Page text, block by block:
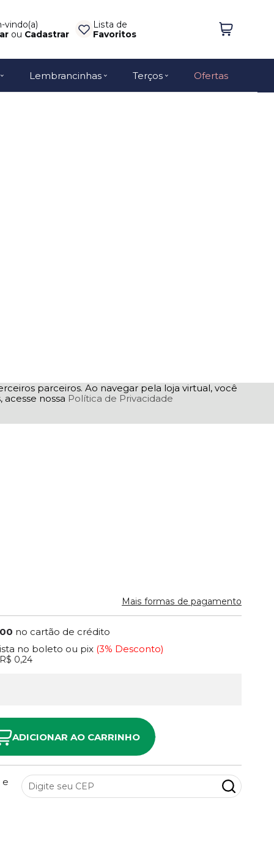
parceiros. Ao navegar pela loja virtual, você
nossa Política de Privacidade
vindo(a)
ou Cadastrar
Lista de
Favoritos
Lembrancinhas Terços Ofertas
Mais formas de pagamento
no cartão de crédito
no boleto ou pix (3% Desconto)
R$ 0,24
ADICIONAR AO CARRINHO
e